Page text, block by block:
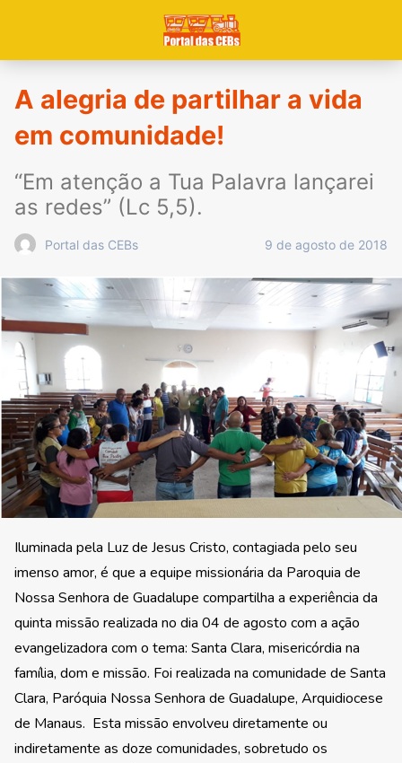
A alegria de partilhar a vida
em comunidade!
“Em atenção a Tua Palavra lançarei
as redes” (Lc 5,5).
Portal das CEBs 9 de agosto de 2018
Iluminada pela Luz de Jesus Cristo, contagiada pelo seu
imenso amor, é que a equipe missionária da Paroquia de
Nossa Senhora de Guadalupe compartilha a experiência da
quinta missão realizada no dia 04 de agosto com a ação
evangelizadora com o tema: Santa Clara, misericórdia na
família, dom e missão. Foi realizada na comunidade de Santa
Clara, Paróquia Nossa Senhora de Guadalupe, Arquidiocese
de Manaus. Esta missão envolveu diretamente ou
indiretamente as doze comunidades, sobretudo os